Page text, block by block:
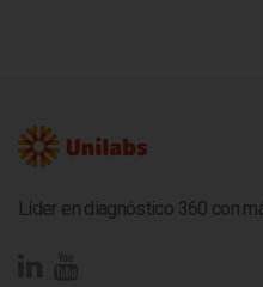
Líder en diagnóstico 360 con